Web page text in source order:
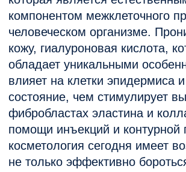
выразительнее и красивее, но и придает
губкам больше упругости.
Итак, можно с уверенностью утверждать,
чтоувеличение губявляется еще и
способом их оздоровления. Данная
процедура не требует длительной
реабилитации и не несет повышенного
риска и осложнений, все же перед
проведением процедуры пациент должен
получить консультацию врача-специалиста.
Ему рассказывают все этапы и нюансы
процедуры, а клиент, в свою очередь,
говорит, какой результат ему нужен. Далее,
проводится увеличение губ препаратами